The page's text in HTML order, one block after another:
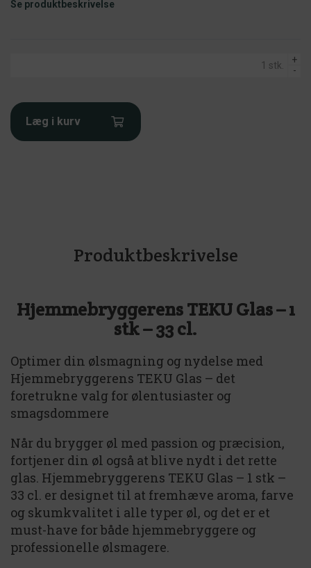
Se produktbeskrivelse
+
-
Læg i kurv
Produktbeskrivelse
Hjemmebryggerens TEKU Glas – 1
stk – 33 cl.
Optimer din ølsmagning og nydelse med
Hjemmebryggerens TEKU Glas – det
foretrukne valg for ølentusiaster og
smagsdommere
Når du brygger øl med passion og præcision,
fortjener din øl også at blive nydt i det rette
glas. Hjemmebryggerens TEKU Glas – 1 stk –
33 cl. er designet til at fremhæve aroma, farve
og skumkvalitet i alle typer øl, og det er et
must-have for både hjemmebryggere og
professionelle ølsmagere.